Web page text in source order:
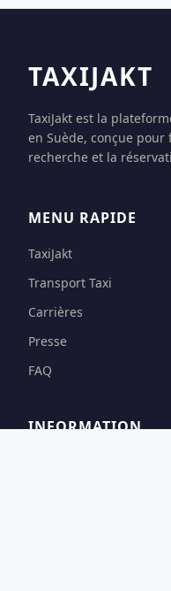
TAXIJAKT
TaxiJakt est la
en Suède, conçue
recherche et la
MENU RAPIDE
TaxiJakt
Transport Taxi
Carrières
Presse
FAQ
INFORMATION